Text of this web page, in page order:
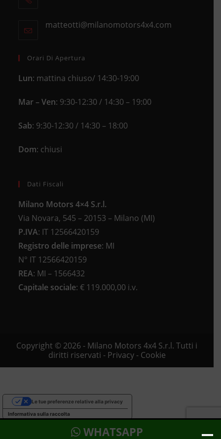
your
matteotti@milanomotors4x4.comOpens
Orari Di Apertura
Lun: mattina chiuso/ 14:30-19:00
Mar – Ven: 9:30-12:30 / 14:30 – 19:00
Sab: 9:30-12:30 / 14:30 – 18:00
Dom: chiusi
Dati Fiscali
Milano Motors 4×4 S.r.l.
Via Novara, 545 – 20153 – Milano (MI)
P.IVA: IT 12566420159
Registro delle imprese: MI
N° IT 12566420159
REA: MI – 1566432
Capitale sociale: € 119.000,00 i.v.
Copyright © 2026 - Milano Motors 4x4 S.r.l. Tutti i
diritti riservati - Privacy- Cookie
WHATSAPP
Informativa sulla raccolta
Le tue preferenze relative alla privacy